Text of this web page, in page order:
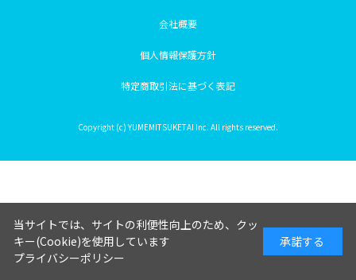
会社概要
個人情報保護方針
特定商取引法に基づく表記
Copyright (c) YUMEMITSUKETAI Inc. All rights reserved.
当サイトでは、サイトの利便性向上のため、クッ
キー(Cookie)を使用しています
プライバシーポリシー
承諾する